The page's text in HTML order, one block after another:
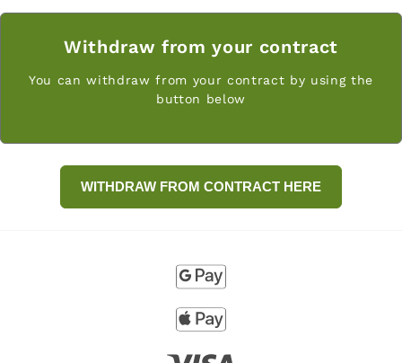
Withdraw from your contract
You can withdraw from your contract by using the
button below